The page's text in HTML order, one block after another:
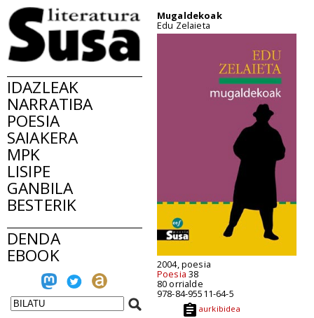
IDAZLEAK
NARRATIBA
POESIA
SAIAKERA
MPK
LISIPE
GANBILA
BESTERIK
DENDA
EBOOK
Mugaldekoak
Edu Zelaieta
2004, poesia
Poesia 38
80 orrialde
978-84-95511-64-5
aurkibidea